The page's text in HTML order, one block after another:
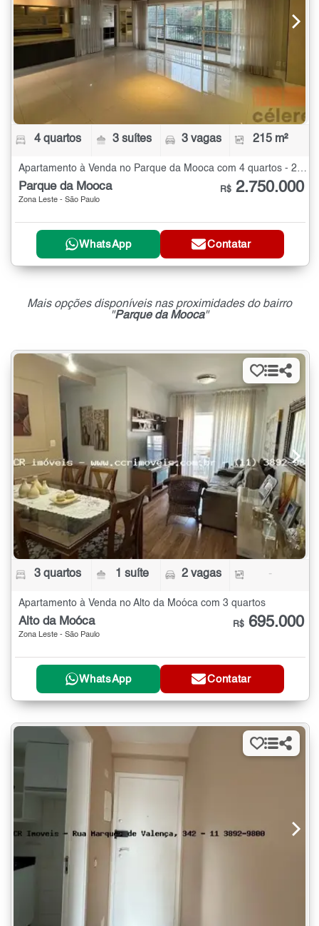
4 quartos 3 suítes 3 vagas 215 m²
Parque da Mooca
Zona Leste - São Paulo
R$ 2.750.000
WhatsApp Contatar
Mais opções disponíveis nas proximidades do bairro
"Parque da Mooca"
3 quartos 1 suíte 2 vagas -
Apartamento à Venda no Alto da Moóca com 3 quartos
Alto da Moóca
Zona Leste - São Paulo
R$ 695.000
WhatsApp Contatar